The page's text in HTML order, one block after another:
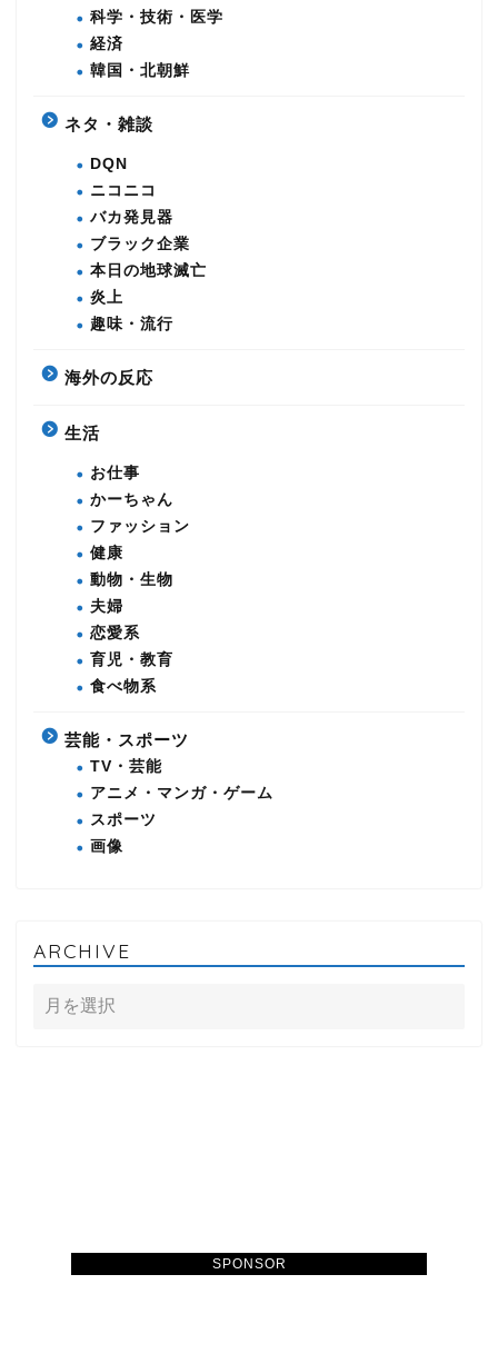
SPONSOR
科学・技術・医学
経済
韓国・北朝鮮
ネタ・雑談
DQN
ニコニコ
バカ発見器
ブラック企業
本日の地球滅亡
炎上
趣味・流行
海外の反応
生活
お仕事
かーちゃん
ファッション
健康
動物・生物
夫婦
恋愛系
育児・教育
食べ物系
芸能・スポーツ
TV・芸能
アニメ・マンガ・ゲーム
スポーツ
画像
ARCHIVE